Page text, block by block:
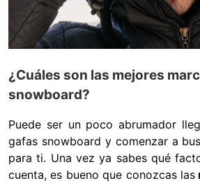
¿Cuáles son las mejores
snowboard?
Puede ser un poco abrumador
gafas snowboard y comenzar a
para ti. Una vez ya sabes qué
cuenta, es bueno que conozcas las